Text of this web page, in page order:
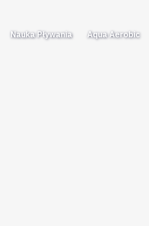
Nauka Pływania Aqua Aerobic